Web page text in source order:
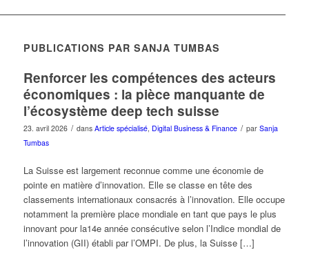
PUBLICATIONS PAR SANJA TUMBAS
Renforcer les compétences des acteurs
économiques : la pièce manquante de
l’écosystème deep tech suisse
23. avril 2026 / dans Article spécialisé, Digital Business & Finance / par Sanja
Tumbas
La Suisse est largement reconnue comme une économie de
pointe en matière d’innovation. Elle se classe en tête des
classements internationaux consacrés à l’innovation. Elle occupe
notamment la première place mondiale en tant que pays le plus
innovant pour la14e année consécutive selon l’Indice mondial de
l’innovation (GII) établi par l’OMPI. De plus, la Suisse […]